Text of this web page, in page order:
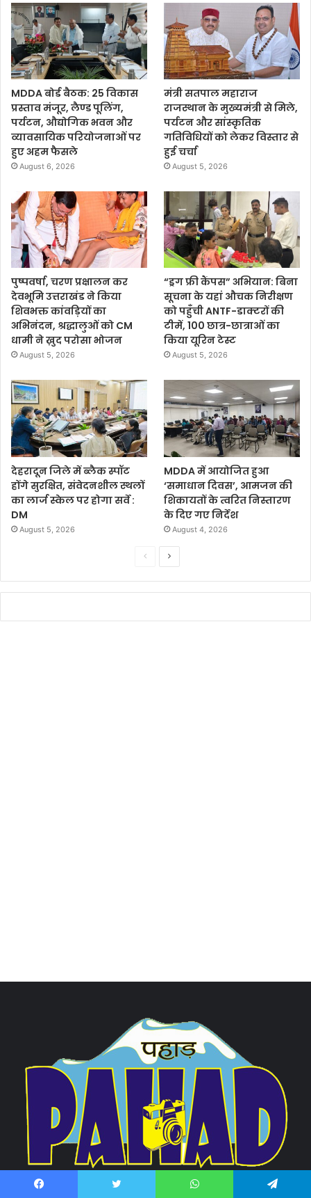
MDDA बोर्ड बैठक: 25 विकास
प्रस्ताव मंजूर, लैण्ड पूलिंग,
पर्यटन, औद्योगिक भवन और
व्यावसायिक परियोजनाओं पर
हुए अहम फैसले
August 6, 2026
मंत्री सतपाल महाराज
राजस्थान के मुख्यमंत्री से मिले,
पर्यटन और सांस्कृतिक
गतिविधियों को लेकर विस्तार से
हुई चर्चा
August 5, 2026
पुष्पवर्षा, चरण प्रक्षालन कर
देवभूमि उत्तराखंड ने किया
शिवभक्त कांवड़ियों का
अभिनंदन, श्रद्धालुओं को CM
धामी ने ख़ुद परोसा भोजन
August 5, 2026
“ड्रग फ्री कैंपस” अभियान: बिना
सूचना के यहां औचक निरीक्षण
को पहुँची ANTF-डाक्टरों की
टीमें, 100 छात्र-छात्राओं का
किया यूरिन टेस्ट
August 5, 2026
देहरादून जिले में ब्लैक स्पॉट
होंगे सुरक्षित, संवेदनशील स्थलों
का लार्ज स्केल पर होगा सर्वे :
DM
August 5, 2026
MDDA में आयोजित हुआ
‘समाधान दिवस’, आमजन की
शिकायतों के त्वरित निस्तारण
के दिए गए निर्देश
August 4, 2026
e
x